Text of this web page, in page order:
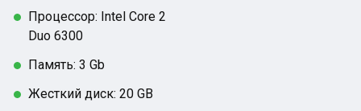
Процессор: Intel Core 2
Duo 6300
Память: 3 Gb
Жесткий диск: 20 GB